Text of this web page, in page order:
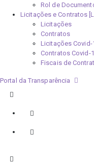
Rol de
Licitações e Contratos [L]
Licitações
Contratos
Licitações Covid-
Contratos Covid-
Fiscais de
Portal da Transparência